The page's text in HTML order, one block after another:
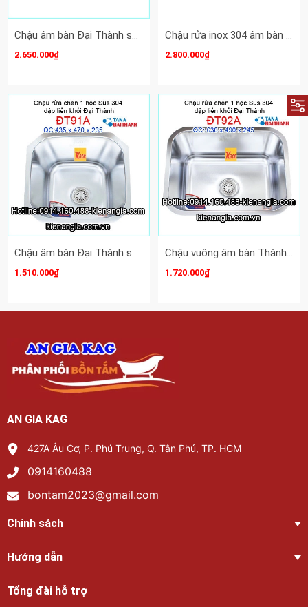
Chậu âm bàn Đại Thành sus304 liền khối ĐT86A
2.650.000₫
Chậu rửa inox 304 âm bàn vuông Đại Thành ĐT90
2.800.000₫
Chậu âm bàn Đại Thành sus304 1 hộc ĐT91A
1.510.000₫
Chậu vuông âm bàn Thành sus304 liền khối ĐT92A
1.720.000₫
AN GIA KAG
427A Âu Cơ, P. Phú Trung, Q. Tân Phú, TP. HCM
0914160488
bontam2023@gmail.com
Chính sách
Hướng dẫn
Tổng đài hỗ trợ